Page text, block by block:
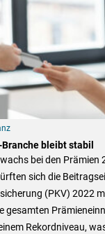
bleibt stabil
bei den Prämien
sich die
(PKV) 2022
gesamten
Rekordniveau,